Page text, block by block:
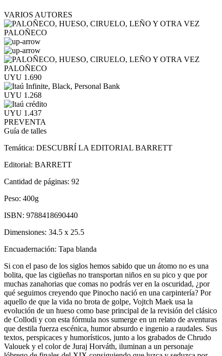
VARIOS AUTORES
UYU 1.690
UYU 1.268
UYU 1.437
PREVENTA
Guía de talles
Temática: DESCUBRÍ LA EDITORIAL BARRETT
Editorial: BARRETT
Cantidad de páginas: 92
Peso: 400g
ISBN: 9788418690440
Dimensiones: 34.5 x 25.5
Encuadernación: Tapa blanda
Si con el paso de los siglos hemos sabido que un átomo no es una
bolita, que las cigüeñas no transportan niños en su pico y que por
muchas zanahorias que comas no podrás ver en la oscuridad, ¿por
qué seguimos creyendo que Pinocho nació en una carpintería? Por
aquello de que la vida no brota de golpe, Vojtch Maek usa la
evolución de un hueso como base principal de la revisión del clásico
de Collodi y con esta fórmula nos sumerge en un relato de aventuras
que destila fuerza escénica, humor absurdo e ingenio a raudales. Sus
textos, perspicaces y humorísticos, junto a los grabados de Chrudo
Valouek y el color de Juraj Horváth, iluminan a un personaje